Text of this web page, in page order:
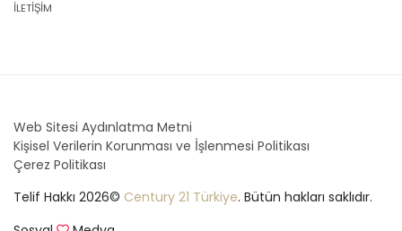
İLETİŞİM
Web Sitesi Aydınlatma Metni
Kişisel Verilerin Korunması ve İşlenmesi Politikası
Çerez Politikası
Telif Hakkı 2026© Century 21 Türkiye. Bütün hakları saklıdır.